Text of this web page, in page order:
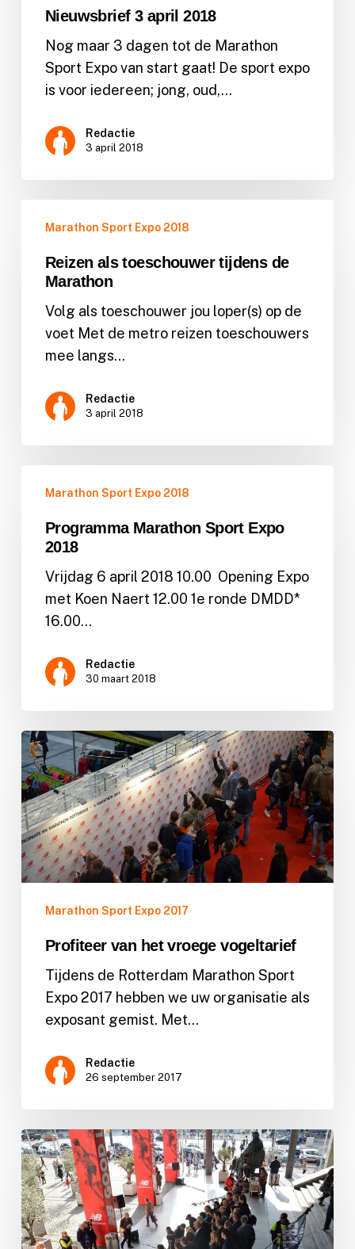
Nieuwsbrief 3 april 2018
Nog maar 3 dagen tot de Marathon
Sport Expo van start gaat! De sport expo
is voor iedereen; jong, oud,…
Redactie
3 april 2018
toeschouwer
tijdens
Marathon
Marathon Sport Expo 2018
Reizen als toeschouwer tijdens de
Marathon
Volg als toeschouwer jou loper(s) op de
voet Met de metro reizen toeschouwers
mee langs…
Redactie
3 april 2018
Marathon
Sport
Expo
Marathon Sport Expo 2018
Programma Marathon Sport Expo
2018
Vrijdag 6 april 2018 10.00 Opening Expo
met Koen Naert 12.00 1e ronde DMDD*
16.00…
Redactie
30 maart 2018
Profiteer
van
het
vroege
vogeltarief
Marathon Sport Expo 2017
Profiteer van het vroege vogeltarief
Tijdens de Rotterdam Marathon Sport
Expo 2017 hebben we uw organisatie als
exposant gemist. Met…
Redactie
26 september 2017
Winnaars
prijsvraag
zijn
bekend